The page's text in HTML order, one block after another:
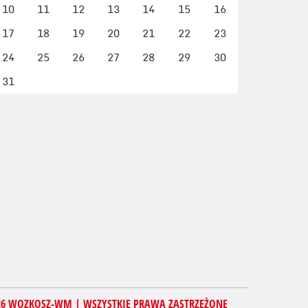
10 11 12 13 14 15
16
17
18 19 20 21 22
23
24
25 26 27 28 29
30
31
WOZKOSZ-WM | WSZYSTKIE PRAWA ZASTRZEŻONE